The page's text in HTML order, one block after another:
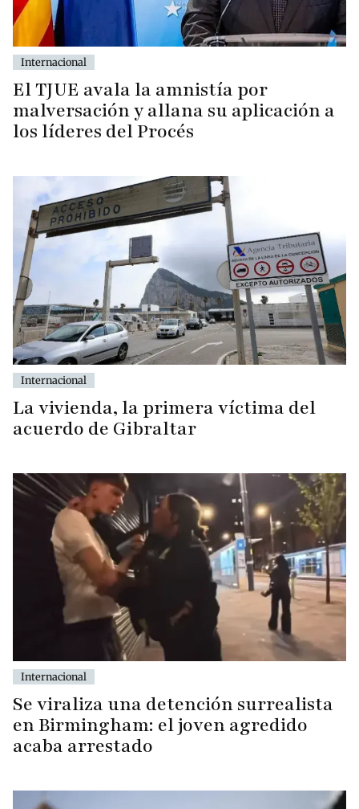
Internacional
El TJUE avala la amnistía por
malversación y allana su aplicación a
los líderes del Procés
Internacional
La vivienda, la primera víctima del
acuerdo de Gibraltar
Internacional
Se viraliza una detención surrealista
en Birmingham: el joven agredido
acaba arrestado